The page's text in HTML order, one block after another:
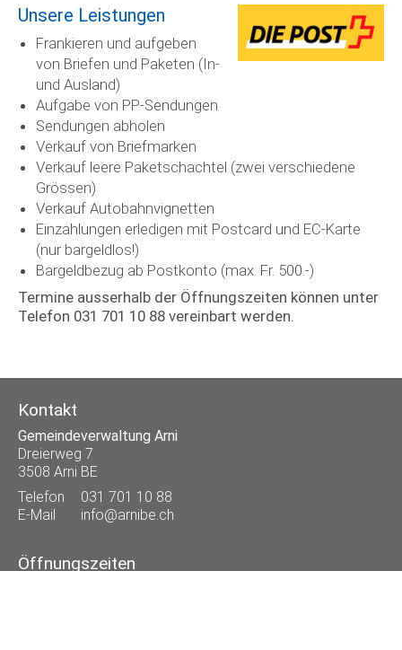
Unsere Leistungen
Frankieren und aufgeben
von Briefen und Paketen (In-
und Ausland)
Aufgabe von PP-Sendungen
Sendungen abholen
Verkauf von Briefmarken
Verkauf leere Paketschachtel (zwei verschiedene
Grössen)
Verkauf Autobahnvignetten
Einzahlungen erledigen mit Postcard und EC-Karte
(nur bargeldlos!)
Bargeldbezug ab Postkonto (max. Fr. 500.-)
Termine ausserhalb der Öffnungszeiten können unter
Telefon 031 701 10 88 vereinbart werden.
Kontakt
Gemeindeverwaltung Arni
Dreierweg 7
3508 Arni BE
Telefon
031 701 10 88
E-Mail
info@arnibe.ch
Öffnungszeiten